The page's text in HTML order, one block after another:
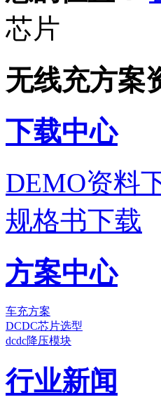
芯片
无线充方案
下载中心
DEMO资料
规格书下载
方案中心
车充方案
DCDC芯片选型
dcdc降压模块
行业新闻